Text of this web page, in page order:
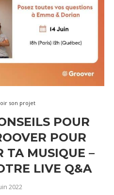
son projet
POUR
POUR
TA MUSIQUE –
LIVE Q&A
2022